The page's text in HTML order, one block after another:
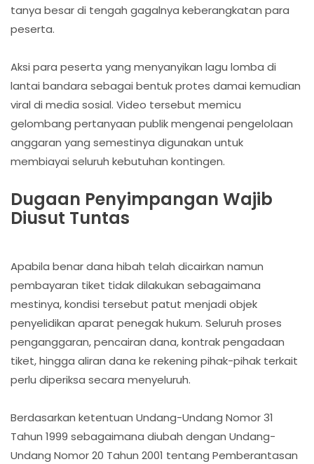
tanya besar di tengah gagalnya keberangkatan para
peserta.
Aksi para peserta yang menyanyikan lagu lomba di
lantai bandara sebagai bentuk protes damai kemudian
viral di media sosial. Video tersebut memicu
gelombang pertanyaan publik mengenai pengelolaan
anggaran yang semestinya digunakan untuk
membiayai seluruh kebutuhan kontingen.
Dugaan Penyimpangan Wajib
Diusut Tuntas
Apabila benar dana hibah telah dicairkan namun
pembayaran tiket tidak dilakukan sebagaimana
mestinya, kondisi tersebut patut menjadi objek
penyelidikan aparat penegak hukum. Seluruh proses
penganggaran, pencairan dana, kontrak pengadaan
tiket, hingga aliran dana ke rekening pihak-pihak terkait
perlu diperiksa secara menyeluruh.
Berdasarkan ketentuan Undang-Undang Nomor 31
Tahun 1999 sebagaimana diubah dengan Undang-
Undang Nomor 20 Tahun 2001 tentang Pemberantasan